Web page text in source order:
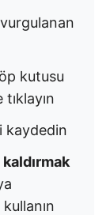
kutusu
kaydedin